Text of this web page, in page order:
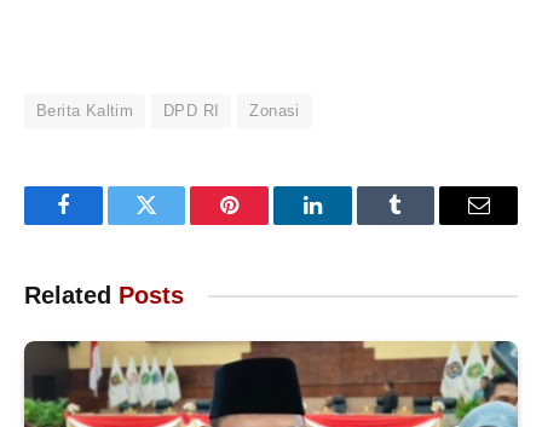
Berita Kaltim DPD RI Zonasi
FacebookTwitter Pinterest LinkedInTumblr Email
Related Posts